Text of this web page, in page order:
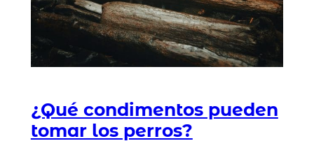
¿Qué condimentos pueden
tomar los perros?